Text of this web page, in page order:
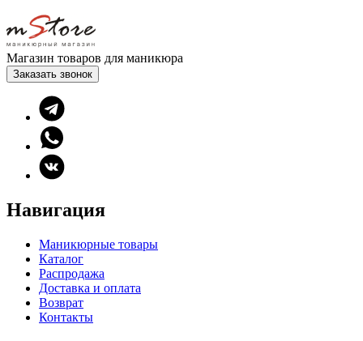
Магазин товаров для маникюра
Заказать звонок
Навигация
Маникюрные товары
Каталог
Распродажа
Доставка и оплата
Возврат
Контакты